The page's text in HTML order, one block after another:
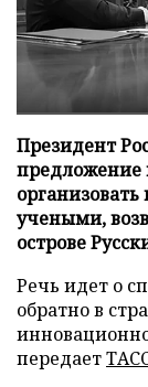
Президент
предложение
учеными,
острове
Речь идет о
обратно в
передает